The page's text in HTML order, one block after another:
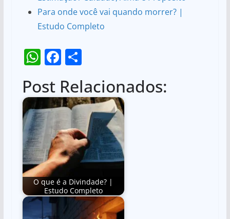
Para onde você vai quando morrer? |
Estudo Completo
W
at
s
A
p
p
F
c
e
b
o
o
k
S
ar
e
Post Relacionados:
O que é a Divindade? |
Estudo Completo